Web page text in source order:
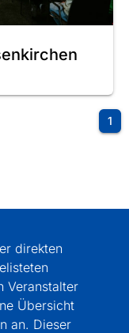
1
direkten
Veranstalter
Übersicht
an. Dieser